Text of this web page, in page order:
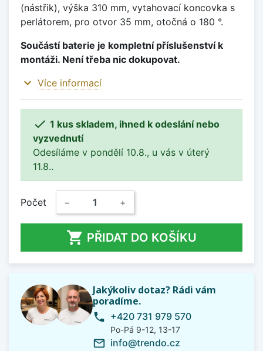
(nástřik), výška 310 mm, vytahovací koncovka s
perlátorem, pro otvor 35 mm, otočná o 180 °.
Součástí baterie je kompletní příslušenství k
montáži. Není třeba nic dokupovat.
expand_more Více informací
 1 kus skladem, ihned k odeslání nebo
vyzvednutí
Odesíláme v pondělí 10.8., u vás v úterý
11.8..
Počet − +
 PŘIDAT DO KOŠÍKU
Jakýkoliv dotaz? Rádi vám
poradíme.
phone +420 731 979 570
Po-Pá 9-12, 13-17
mail_outline info@trendo.cz